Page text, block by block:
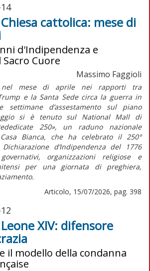
cattolica: mese di
d'Indipendenza e
Cuore
Massimo Faggioli
mese di aprile nei rapporti tra
e la Santa Sede circa la guerra in
settimane d’assestamento sul piano
si è tenuto sul National Mall di
250», un raduno nazionale
Bianca, che ha celebrato il 250°
Dichiarazione d’Indipendenzadel 1776
organizzazioni religiose e
per una giornata di preghiera,
Articolo, 15/07/2026, pag. 398
XIV: difensore
il modello della condanna